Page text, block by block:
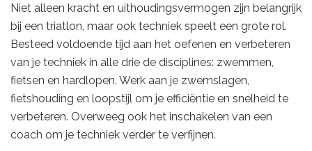
Niet alleen kracht en uithoudingsvermogen zijn belangrijk
bij een triatlon, maar ook techniek speelt een grote rol.
Besteed voldoende tijd aan het oefenen en verbeteren
van je techniek in alle drie de disciplines: zwemmen,
fietsen en hardlopen. Werk aan je zwemslagen,
fietshouding en loopstijl om je efficiëntie en snelheid te
verbeteren. Overweeg ook het inschakelen van een
coach om je techniek verder te verfijnen.